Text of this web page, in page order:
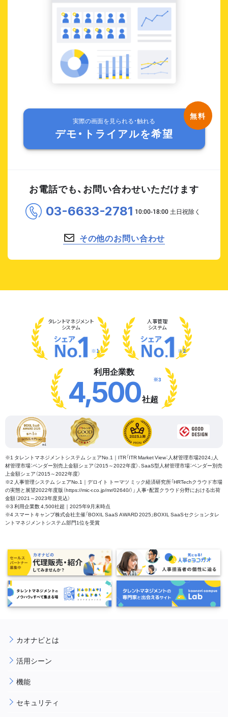
実際の画面を見られる・触れる
デモ・トライアルを希望
お電話でも、お問い合わせいただけます
03-6633-2781
その他のお問い合わせ
タレントマネジメント
システム
※1
人事管理
システム
※2
利用企業数
4,500社超
※3
※1 タレントマネジメントシステム シェアNo.1｜ITR「ITR Market View：人材管理市場2024」人
材管理市場：ベンダー別売上金額シェア（2015～2022年度）、SaaS型人材管理市場：ベンダー別売
上金額シェア（2015～2022年度）
※2 人事管理システム シェアNo.1｜デロイト トーマツ ミック経済研究所「HRTechクラウド市場
の実態と展望2022年度版（https://mic-r.co.jp/mr/02640/）」 人事・配置クラウド分野における出荷
金額（2021～2023年度見込）
※3 利用企業数 4,500社超｜2025年9月末時点
※4 スマートキャンプ株式会社主催「BOXIL SaaS AWARD 2025」BOXIL SaaSセクションタレ
ントマネジメントシステム部門1位を受賞
カオナビとは
活用シーン
機能
セキュリティ